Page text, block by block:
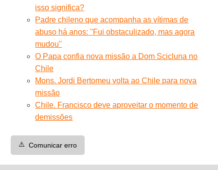
isso significa?
Padre chileno que acompanha as vítimas de
abuso há anos: ''Fui obstaculizado, mas agora
mudou''
O Papa confia nova missão a Dom Scicluna no
Chile
Mons. Jordi Bertomeu volta ao Chile para nova
missão
Chile. Francisco deve aproveitar o momento de
demissões
⚠️ Comunicar erro